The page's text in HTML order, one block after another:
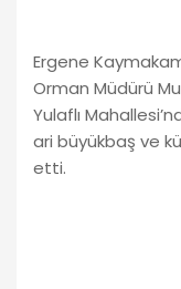
Ergene
Orman Müdürü
Yulaflı
ari büyükbaş ve
etti.